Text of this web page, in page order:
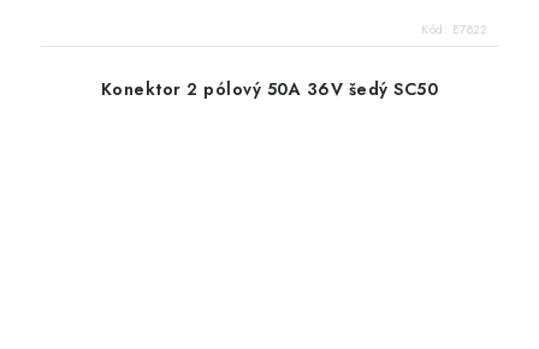
Kód: E7822
Konektor 2 pólový 50A 36V šedý SC50